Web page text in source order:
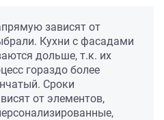
зависят от
Кухни с фасадами
дольше, т.к. их
гораздо более
Сроки
от элементов,